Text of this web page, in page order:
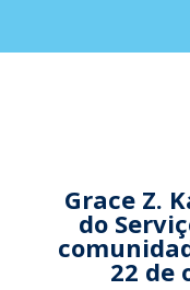
Grace Z.
do
22 de